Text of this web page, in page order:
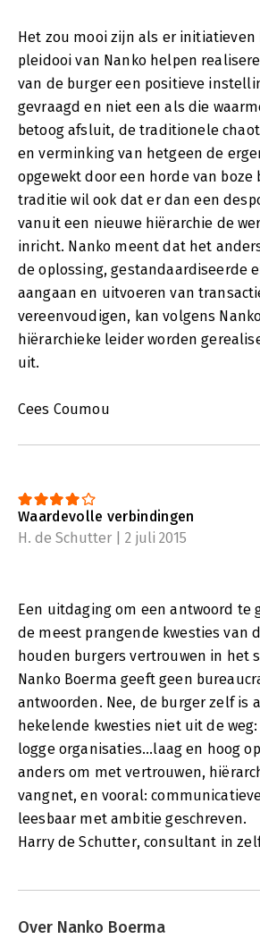
Het zou mooi zijn als er
pleidooi van Nanko helpen
van de burger een positieve
gevraagd en niet een als die
betoog afsluit, de traditionele
en verminking van hetgeen de
opgewekt door een horde van boze
traditie wil ook dat er dan een
vanuit een nieuwe hiërarchie de
inricht. Nanko meent dat het
de oplossing, gestandaardiseerde
aangaan en uitvoeren van
vereenvoudigen, kan volgens
hiërarchieke leider worden
uit.
Cees Coumou
Waardevolle verbindingen
H. de Schutter | 2 juli 2015
Een uitdaging om een antwoord te
de meest prangende kwesties van
houden burgers vertrouwen in het
Nanko Boerma geeft geen
antwoorden. Nee, de burger zelf is
hekelende kwesties niet uit de
logge organisaties...laag en hoog
anders om met vertrouwen,
vangnet, en vooral:
leesbaar met ambitie geschreven.
Harry de Schutter, consultant in
Over Nanko Boerma